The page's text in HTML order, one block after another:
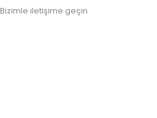
Bizimle iletişime geçin